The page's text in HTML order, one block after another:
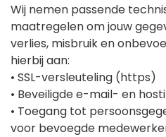
Wij nemen passende
maatregelen om jouw
verlies, misbruik en
hierbij aan:
• SSL-versleuteling (https)
• Beveiligde e-mail- en
• Toegang tot
voor bevoegde